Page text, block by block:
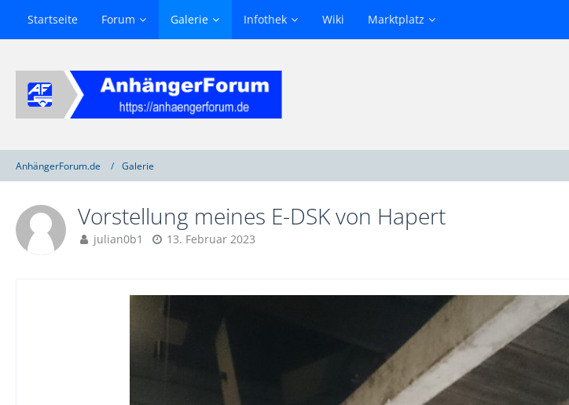
Startseite Forum Galerie Infothek Wiki Marktplatz
AnhängerForum.de Galerie
Vorstellung meines E-DSK von Hapert
julian0b1 13. Februar 2023